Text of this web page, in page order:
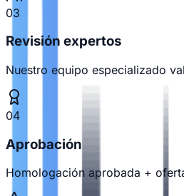
03
Revisión expertos
Nuestro equipo especializado
04
Aprobación
Homologación aprobada +